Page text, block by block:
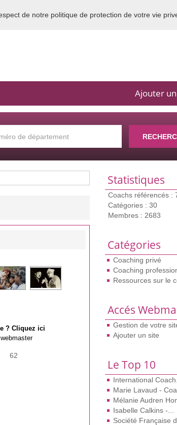
France
Ajouter
Statistiques
Coachs référencés :
Catégories : 30
Membres : 2683
Catégories
Coaching privé
Coaching
Ressources sur le
Accés
Gestion de votre
Ajouter un site
Le Top 10
International
Marie Lavaud -
Mélanie Audren
Isabelle Calkins -...
Société Française
? Cliquez ici
62
de notre politique de protection de votre vie